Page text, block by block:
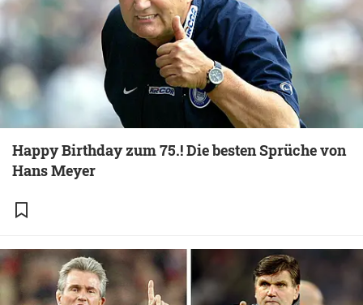
Happy Birthday zum 75.! Die besten Sprüche von
Hans Meyer